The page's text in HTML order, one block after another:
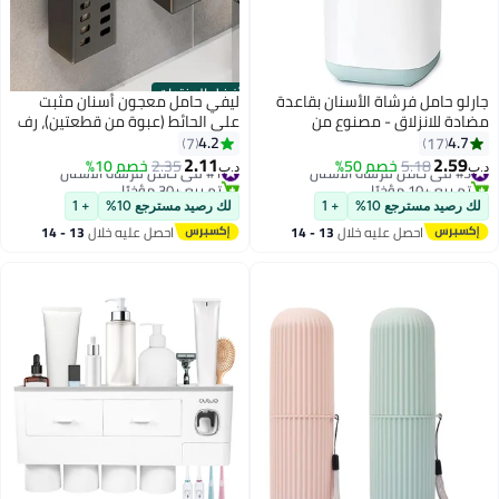
جارلو حامل فرشاة الأسنان بقاعدة
مضادة للانزلاق - مصنوع من
بلاستيك PP وABS متعدد
الاستخدامات، قابل للفصل لسهولة
التنظيف.
4.7
17
د.ب‏2.59
5.18خصم 50% #3 في حامل فرشاة الأسنان
تم بيع +10 مؤخرًا
#3 في حامل فرشاة الأسنان
لك رصيد مسترجع 10% + 1
احصل عليه خلال 13 - 14
أفضل المنتجات
ليفي حامل معجون أسنان مثبت
على الحائط (عبوة من قطعتين)، رف
تخزين قوي اللاصق للحمام، منظم
فرشاة أسنان متعدد الوظائف
للحمام، سهل التركيب، مع إمكانية
التثقيب مجانًا
4.2
7
د.ب‏2.11
2.35خصم 10% #1 في حامل فرشاة الأسنان
تم بيع +30 مؤخرًا
#1 في حامل فرشاة الأسنان
لك رصيد مسترجع 10% + 1
احصل عليه خلال 13 - 14